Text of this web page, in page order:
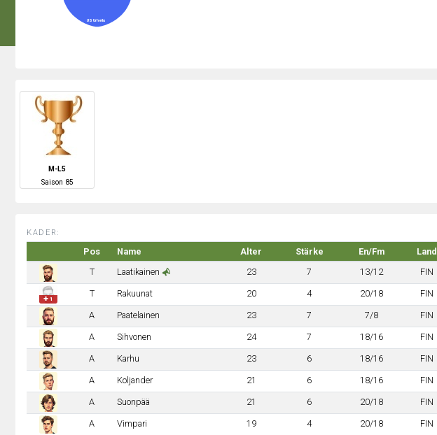
M-L5
Saison 85
KADER:
Pos Name Alter Stärke En/Fm
Land
T
Laatikainen 23 7 13/12 FIN
✚ 1
T Rakuunat 20 4 20/18 FIN
A Paatelainen 23 7 7/8 FIN
A Sihvonen 24 7 18/16 FIN
A Karhu 23 6 18/16 FIN
A Koljander 21 6 18/16 FIN
A Suonpää 21 6 20/18 FIN
A Vimpari 19 4 20/18 FIN